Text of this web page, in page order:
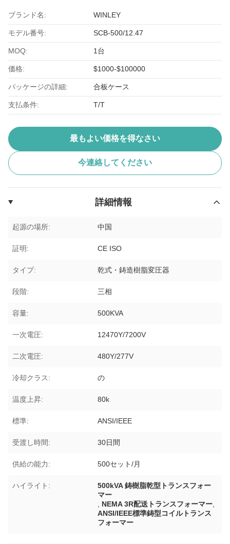
ブランド名: WINLEY
モデル番号: SCB-500/12.47
MOQ: 1台
価格: $1000-$100000
パッケージの詳細: 合板ケース
支払条件: T/T
最もよい価格を得なさい
今連絡してください
詳細情報
起源の場所: 中国
証明: CE ISO
タイプ: 乾式・鋳造樹脂変圧器
段階: 三相
容量: 500KVA
一次電圧: 12470Y/7200V
二次電圧: 480Y/277V
冷却クラス: の
温度上昇: 80k
標準: ANSI/IEEE
受渡し時間: 30日間
供給の能力: 500セット/月
ハイライト:
500kVA 鋳樹脂乾型トランスフォー
マー
NEMA 3R配送トランスフォーマー
ANSI/IEEE標準鋳型コイルトランス
フォーマー